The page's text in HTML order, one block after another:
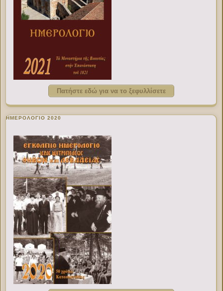
Πατήστε εδώ για να το ξεφυλλίσετε
ΗΜΕΡΟΛΟΓΙΟ 2020